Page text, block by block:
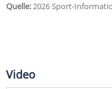
Quelle:2026 Sport-
Video